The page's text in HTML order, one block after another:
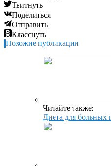
Твитнуть
Поделиться
Отправить
Класснуть
Похожие публикации
Читайте также:
Диета для больных